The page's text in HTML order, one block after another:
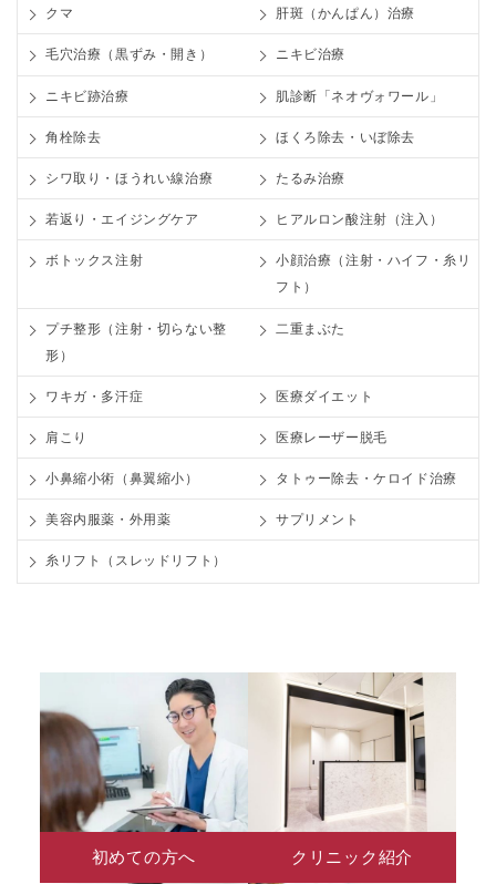
クマ 肝斑（かんぱん）治療
毛穴治療（黒ずみ・開き） ニキビ治療
ニキビ跡治療 肌診断「ネオヴォワール」
角栓除去 ほくろ除去・いぼ除去
シワ取り・ほうれい線治療 たるみ治療
若返り・エイジングケア ヒアルロン酸注射（注入）
ボトックス注射
小顔治療（注射・ハイフ・糸リ
フト）
プチ整形（注射・切らない整
形）
二重まぶた
ワキガ・多汗症 医療ダイエット
肩こり 医療レーザー脱毛
小鼻縮小術（鼻翼縮小） タトゥー除去・ケロイド治療
美容内服薬・外用薬 サプリメント
糸リフト（スレッドリフト）
初めての方へ クリニック紹介